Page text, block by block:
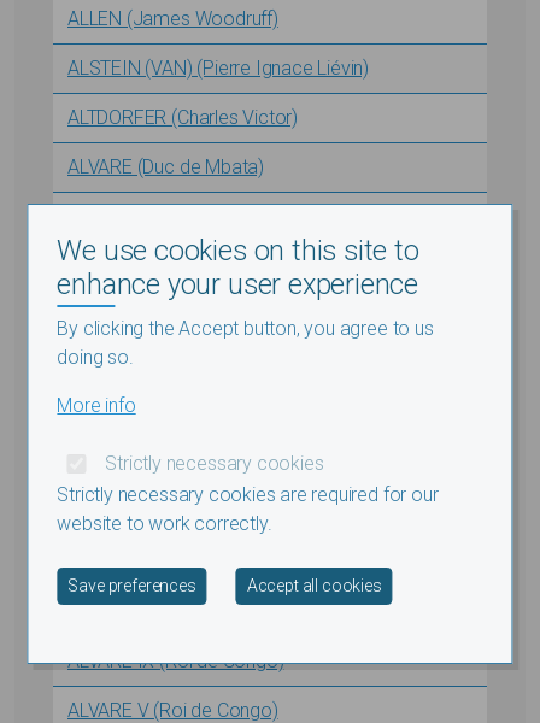
ALLEN (James Woodruff)
ALSTEIN (VAN) (Pierre Ignace Liévin)
ALTDORFER (Charles Victor)
ALVARE (Duc de Mbata)
ALVARE (Ndongo Kiambu)
ALVARE AFFONSO (Duc de Nsundi)
ALVARE AFFONSO (Duc)
ALVARE AFFONSO (Marquis de Mpemba)
ALVARE I (Roi de Congo)
ALVARE II (Roi de Congo)
ALVARE IV (Roi de Congo)
ALVARE IX (Roi de Congo)
ALVARE V (Roi de Congo)
We use cookies on this site to
enhance your user experience
By clicking the Accept button, you agree to us
doing so.
More info
Strictly necessary cookies
Strictly necessary cookies are required for our
website to work correctly.
Save preferences Accept all cookies